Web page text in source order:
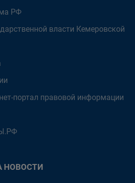
РФ
власти Кемеровской
портал правовой информации
НОВОСТИ